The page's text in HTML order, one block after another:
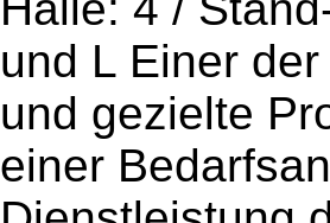
und L Einer
und gezielte
einer